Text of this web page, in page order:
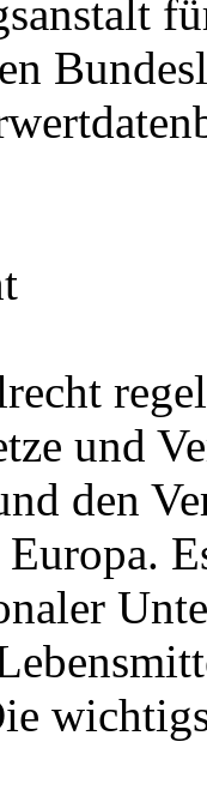
und
den